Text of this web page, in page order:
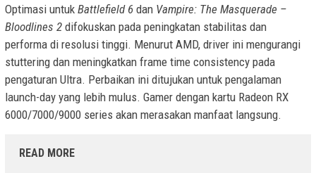
Optimasi untuk Battlefield 6 dan Vampire: The Masquerade –
Bloodlines 2 difokuskan pada peningkatan stabilitas dan
performa di resolusi tinggi. Menurut AMD, driver ini mengurangi
stuttering dan meningkatkan frame time consistency pada
pengaturan Ultra. Perbaikan ini ditujukan untuk pengalaman
launch-day yang lebih mulus. Gamer dengan kartu Radeon RX
6000/7000/9000 series akan merasakan manfaat langsung.
READ MORE